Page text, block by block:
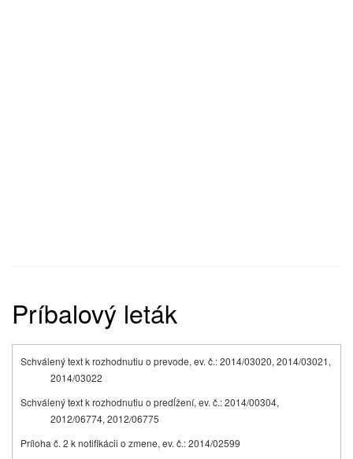
Príbalový leták
Schválený text k rozhodnutiu o prevode, ev. č.: 2014/03020, 2014/03021,
2014/03022
Schválený text k rozhodnutiu o predĺžení, ev. č.: 2014/00304,
2012/06774, 2012/06775
Príloha č. 2 k notifikácii o zmene, ev. č.: 2014/02599